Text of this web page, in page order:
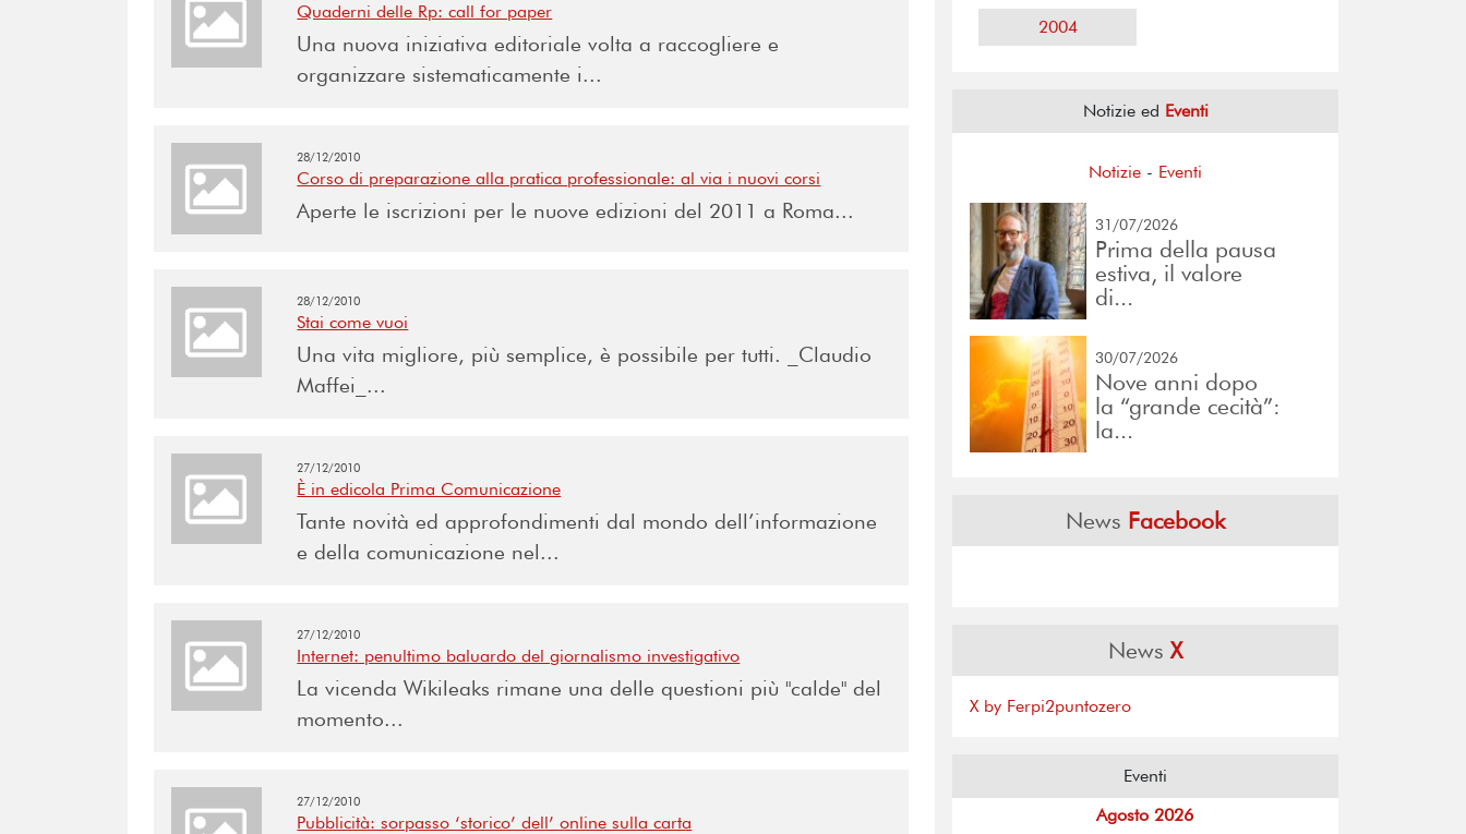
Quaderni delle Rp: call for paper
Una nuova iniziativa editoriale volta a raccogliere e
organizzare sistematicamente i...
28/12/2010
Corso di preparazione alla pratica professionale: al via i nuovi corsi
Aperte le iscrizioni per le nuove edizioni del 2011 a Roma...
28/12/2010
Stai come vuoi
Una vita migliore, più semplice, è possibile per tutti. _Claudio
Maffei_...
27/12/2010
È in edicola Prima Comunicazione
Tante novità ed approfondimenti dal mondo dell’informazione
e della comunicazione nel...
27/12/2010
Internet: penultimo baluardo del giornalismo investigativo
La vicenda Wikileaks rimane una delle questioni più "calde" del
momento...
27/12/2010
Pubblicità: sorpasso ‘storico’ dell’ online sulla carta
2004
Notizie ed Eventi
Notizie - Eventi
31/07/2026
Prima della pausa
estiva, il valore
di...
30/07/2026
Nove anni dopo
la “grande cecità”:
la...
News Facebook
NewsX
X by Ferpi2puntozero
Eventi
Agosto 2026